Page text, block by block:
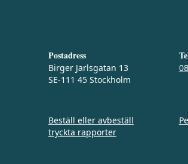
Postadress
Birger Jarlsgatan 13
SE-111 45 Stockholm
Beställ eller avbeställ
tryckta rapporter